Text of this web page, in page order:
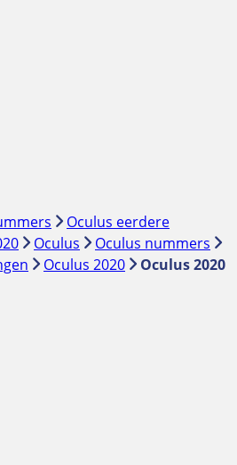
Oculus eerdere
Oculus
Oculus nummers
Oculus 2020
Oculus 2020